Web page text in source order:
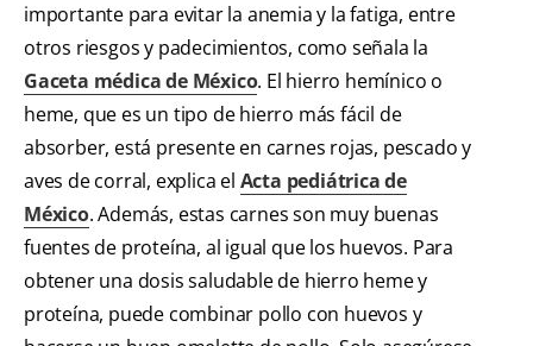
importante para evitar la anemia y la fatiga, entre
otros riesgos y padecimientos, como señala la
Gaceta médica de México. El hierro hemínico o
heme, que es un tipo de hierro más fácil de
absorber, está presente en carnes rojas, pescado y
aves de corral, explica el Acta pediátrica de
México. Además, estas carnes son muy buenas
fuentes de proteína, al igual que los huevos. Para
obtener una dosis saludable de hierro heme y
proteína, puede combinar pollo con huevos y